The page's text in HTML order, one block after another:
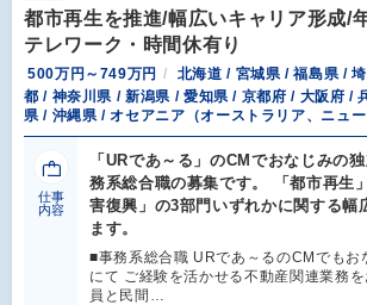
都市再生を推進/幅広いキャリア形成/
テレワーク・時間休有り
500万円～749万円
北海道 / 宮城県 / 福島県 /
都 / 神奈川県 / 新潟県 / 愛知県 / 京都府 / 大阪府 /
県 / 沖縄県 / オセアニア（オーストラリア、ニュー
仕事
内容
「URであ～る」のCMでおなじみの
務系総合職の募集です。 「都市再生
害復興」の3部門いずれかに関する幅
ます。
■事務系総合職 URであ～るのCMでもお
にて ご経験を活かせる不動産関連業務
員と民間…